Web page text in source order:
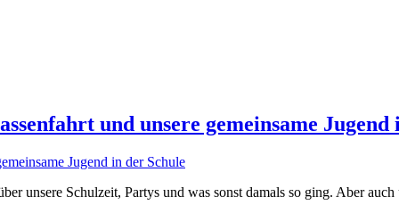
und unsere gemeinsame Jugend
unsere Schulzeit, Partys und was sonst damals so ging. Aber